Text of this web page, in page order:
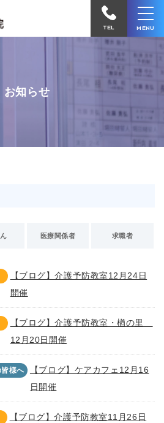
病
院
電
TEL MENU
お知らせ
医療関係者 求職者
【ブログ】介護予防教室12月24日
開催
【ブログ】介護予防教室・楢の里
12月20日開催
皆様へ
【ブログ】ケアカフェ12月16
日開催
【ブログ】介護予防教室11月26日